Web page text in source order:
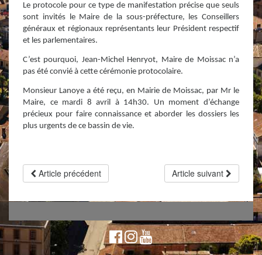
Le protocole pour ce type de manifestation précise que seuls
sont invités le Maire de la sous-préfecture, les Conseillers
généraux et régionaux représentants leur Président respectif
et les parlementaires.
C’est pourquoi, Jean-Michel Henryot, Maire de Moissac n’a
pas été convié à cette cérémonie protocolaire.
Monsieur Lanoye a été reçu, en Mairie de Moissac, par Mr le
Maire, ce mardi 8 avril à 14h30. Un moment d’échange
précieux pour faire connaissance et aborder les dossiers les
plus urgents de ce bassin de vie.
Article précédent Article suivant